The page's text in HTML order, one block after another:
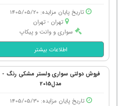
تاریخ پایان مزایده: 1405/05/20
تهران - تهران
سواری و وانت و پیکاپ
اطلاعات بیشتر
فروش دولتی سواری ولستر مشکی رنگ -
مدل2015
تاریخ پایان مزایده: 1405/05/30